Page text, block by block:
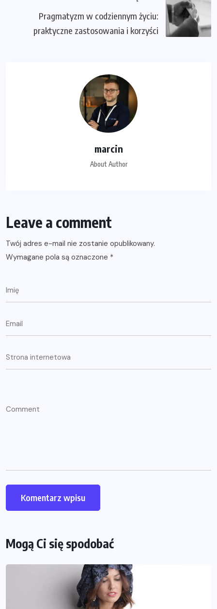
Pragmatyzm w codziennym życiu:
praktyczne zastosowania i korzyści
marcin
About Author
Leave a comment
Twój adres e-mail nie zostanie opublikowany.
Wymagane pola są oznaczone *
Mogą Ci się spodobać